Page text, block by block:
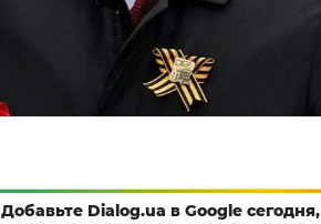
Добавьте Dialog.ua в Google сегодня,